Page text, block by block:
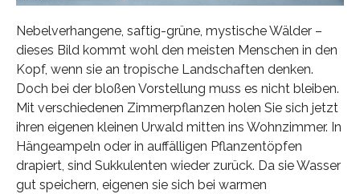
Nebelverhangene, saftig-grüne, mystische Wälder –
dieses Bild kommt wohl den meisten Menschen in den
Kopf, wenn sie an tropische Landschaften denken.
Doch bei der bloßen Vorstellung muss es nicht bleiben.
Mit verschiedenen Zimmerpflanzen holen Sie sich jetzt
ihren eigenen kleinen Urwald mitten ins Wohnzimmer. In
Hängeampeln oder in auffälligen Pflanzentöpfen
drapiert, sind Sukkulenten wieder zurück. Da sie Wasser
gut speichern, eigenen sie sich bei warmen